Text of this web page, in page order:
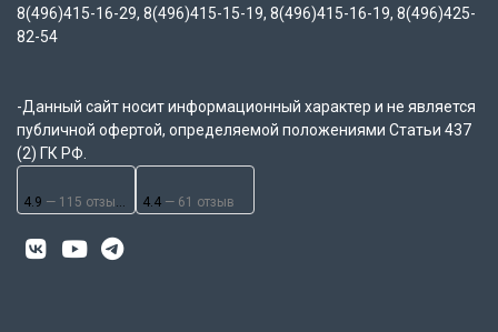
8(496)415-16-29, 8(496)415-15-19, 8(496)415-16-19, 8(496)425-
82-54
-Данный сайт носит информационный характер и не является
публичной офертой, определяемой положениями Статьи 437
(2) ГК РФ.
4.9 — 115 отзывов 4.4 — 61 отзыв